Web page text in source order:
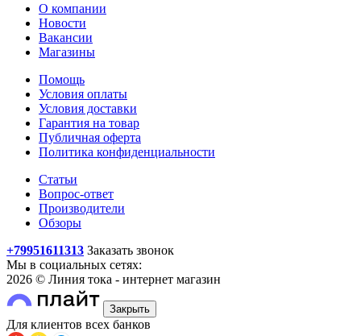
О компании
Новости
Вакансии
Магазины
Помощь
Условия оплаты
Условия доставки
Гарантия на товар
Публичная оферта
Политика конфиденциальности
Статьи
Вопрос-ответ
Производители
Обзоры
+79951611313 Заказать звонок
Мы в социальных сетях:
2026 © Линия тока - интернет магазин
Закрыть
Для клиентов всех банков